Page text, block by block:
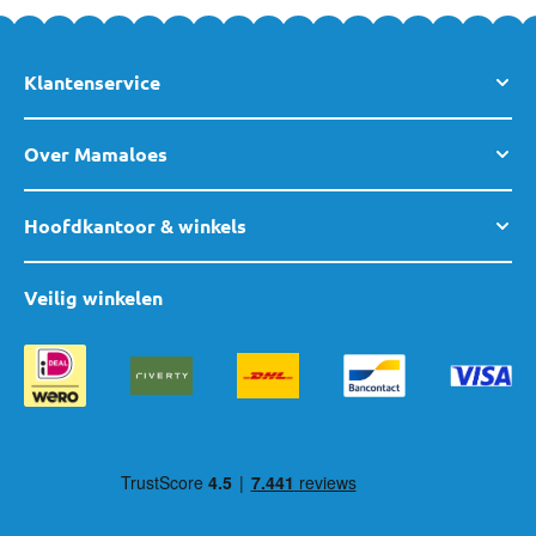
Klantenservice
Over Mamaloes
Hoofdkantoor & winkels
Veilig winkelen